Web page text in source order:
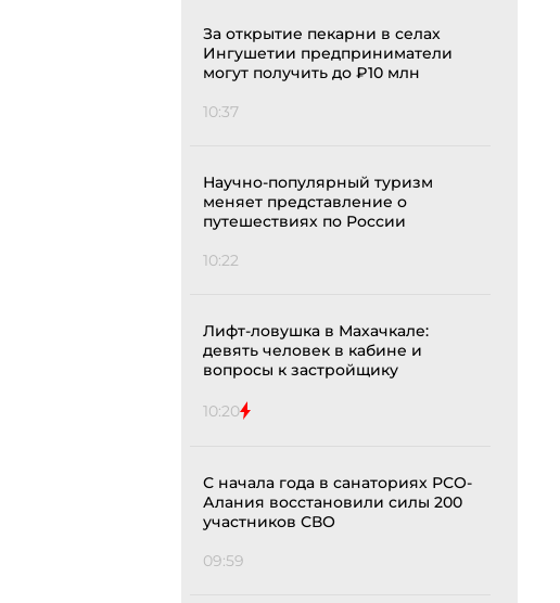
За открытие пекарни в селах
Ингушетии предприниматели
могут получить до ₽10 млн
10:37
Научно-популярный туризм
меняет представление о
путешествиях по России
10:22
Лифт-ловушка в Махачкале:
девять человек в кабине и
вопросы к застройщику
10:20
С начала года в санаториях РСО-
Алания восстановили силы 200
участников СВО
09:59